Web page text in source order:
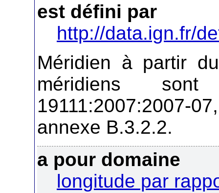
est défini par
http://data.ign.fr/
Méridien à partir
méridiens
19111:2007:2007-
annexe B.3.2.2.
a pour domaine
longitude par